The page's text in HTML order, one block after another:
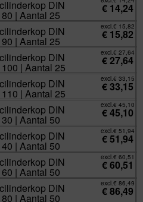
DIN
| Aantal 25
€ 14,24
DIN
| Aantal 25
excl.€ 15,82
€ 15,82
DIN
| Aantal 25
excl.€ 27,64
€27,64
DIN
| Aantal 25
excl.€ 33,15
€33,15
DIN
| Aantal 50
excl.€ 45,10
€45,10
DIN
| Aantal 50
excl.€ 51,94
€51,94
DIN
| Aantal 50
excl.€ 60,51
€60,51
DIN
| Aantal 50
excl.€ 86,49
€86,49